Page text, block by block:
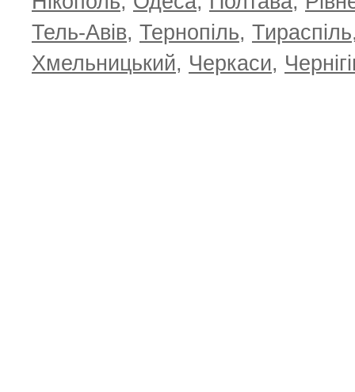
Тель-Авів, Тернопіль, Тираспіль
Хмельницький, Черкаси,